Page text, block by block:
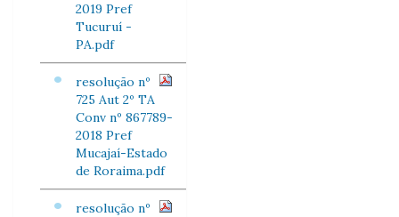
2019 Pref
Tucuruí -
PA.pdf
resolução nº
725 Aut 2º TA
Conv nº 867789-
2018 Pref
Mucajaí-Estado
de Roraima.pdf
resolução nº